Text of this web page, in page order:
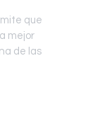
que
mejor
de las